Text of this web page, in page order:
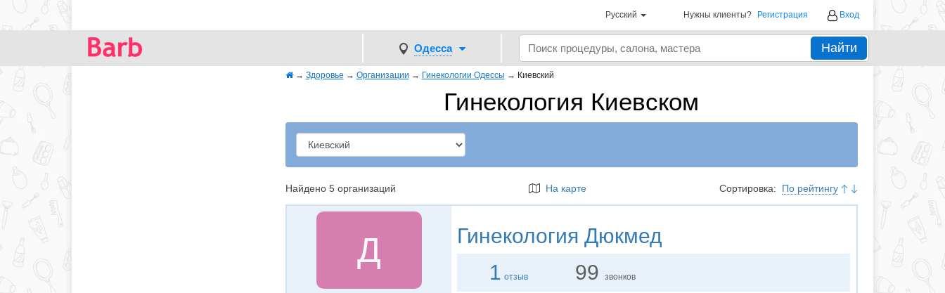
Русский Нужны клиенты? Регистрация Вход
Одесса Найти
→ Здоровье → Организации → Гинекологии Одессы → Киевский
Гинекология Киевском
Найдено 5 организаций На карте Сортировка: По рейтингу
Д Гинекология Дюкмед
1 отзыв 99 звонков